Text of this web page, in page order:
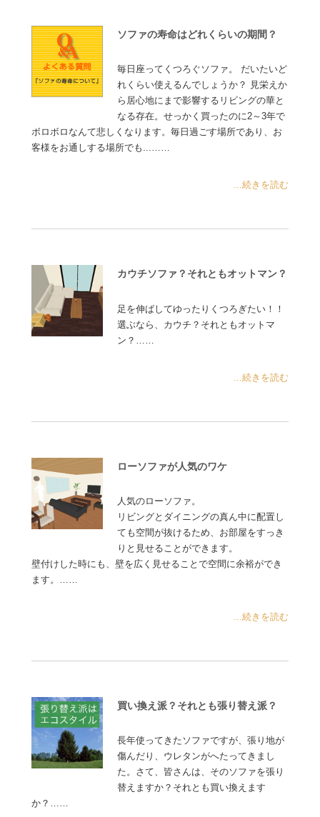
ソファの寿命はどれくらいの期間？
毎日座ってくつろぐソファ。 だいたいど
れくらい使えるんでしょうか？ 見栄えか
ら居心地にまで影響するリビングの華と
なる存在。せっかく買ったのに2～3年で
ボロボロなんて悲しくなります。毎日過ごす場所であり、お
客様をお通しする場所でも...……
...続きを読む
カウチソファ？それともオットマン？
足を伸ばしてゆったりくつろぎたい！！
選ぶなら、カウチ？それともオットマ
ン？……
...続きを読む
ローソファが人気のワケ
人気のローソファ。
リビングとダイニングの真ん中に配置し
ても空間が抜けるため、お部屋をすっき
りと見せることができます。
壁付けした時にも、壁を広く見せることで空間に余裕ができ
ます。……
...続きを読む
買い換え派？それとも張り替え派？
長年使ってきたソファですが、張り地が
傷んだり、ウレタンがへたってきまし
た。さて、皆さんは、そのソファを張り
替えますか？それとも買い換えます
か？……